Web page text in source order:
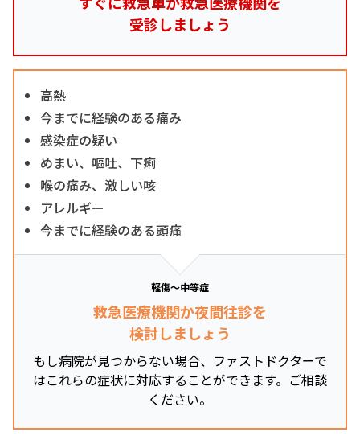
受診しましょう
高熱
今までに経験のある痛み
感染症の疑い
めまい、嘔吐、下痢
喉の痛み、激しい咳
アレルギー
今までに経験のある頭痛
軽傷～中等症
救急医療機関か夜間往診を
検討しましょう
もし病院が見つからない場合、ファストドクターで
はこれらの症状に対応することができます。ご相談
ください。